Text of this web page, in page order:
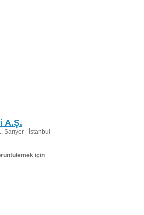
A.Ş.
- İstanbul
için